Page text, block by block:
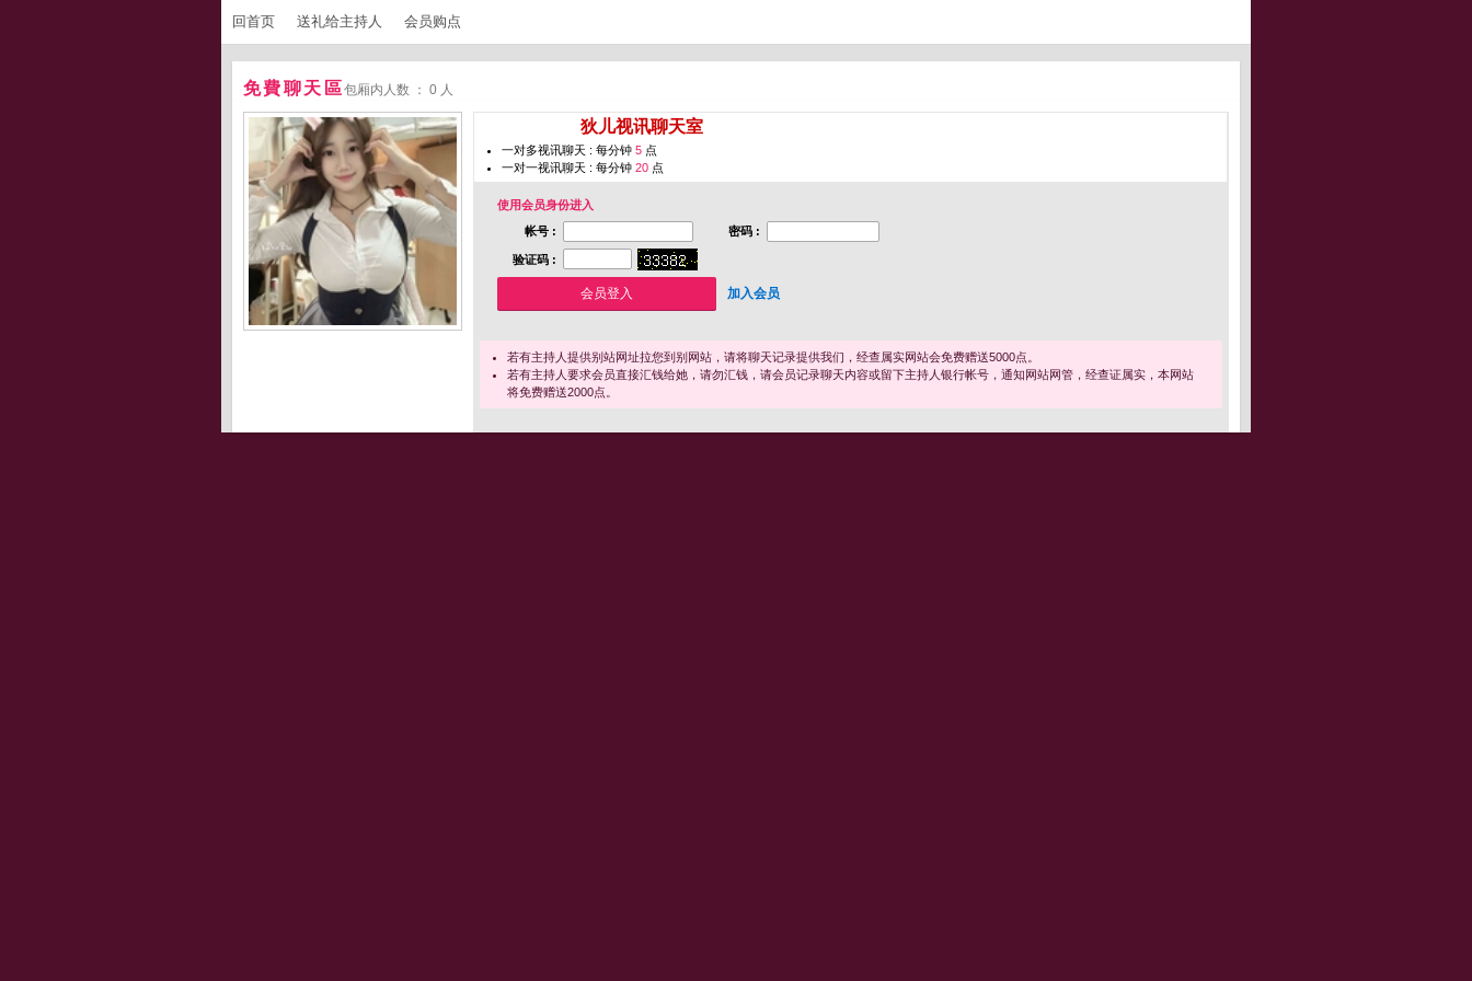
回首页 送礼给主持人 会员购点
免費聊天區包厢内人数 ： 0 人
狄儿视讯聊天室
一对多视讯聊天 : 每分钟 5 点
一对一视讯聊天 : 每分钟 20 点
使用会员身份进入
帐号 :
密码 :
验证码 :
加入会员
若有主持人提供别站网址拉您到别网站，请将聊天记录提供我们，经查属实网站会免费赠送5000点。
若有主持人要求会员直接汇钱给她，请勿汇钱，请会员记录聊天内容或留下主持人银行帐号，通知网站网管，经查证属实，本网站
将免费赠送2000点。